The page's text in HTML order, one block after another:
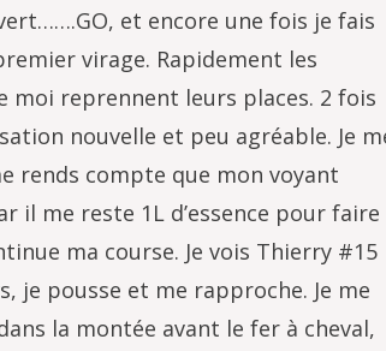
et encore une fois je fais
virage. Rapidement les
reprennent leurs places. 2 fois
nouvelle et peu agréable. Je
rends compte que mon voyant
il me reste 1L d’essence pour faire
ma course. Je vois Thierry #15
je pousse et me rapproche. Je me
la montée avant le fer à cheval,